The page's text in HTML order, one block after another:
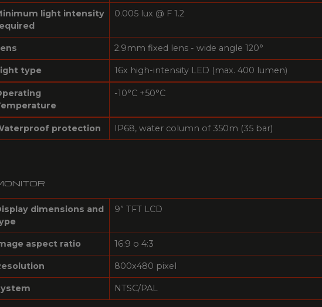
light intensity
0.005 lux @ F 1.2
2.9mm fixed lens - wide angle 120°
type 16x high-intensity LED (max. 400 lumen)
-10°C +50°C
protection IP68, water column of 350m (35 bar)
dimensions and
9’‘ TFT LCD
aspect ratio 16:9 o 4:3
800x480 pixel
NTSC/PAL